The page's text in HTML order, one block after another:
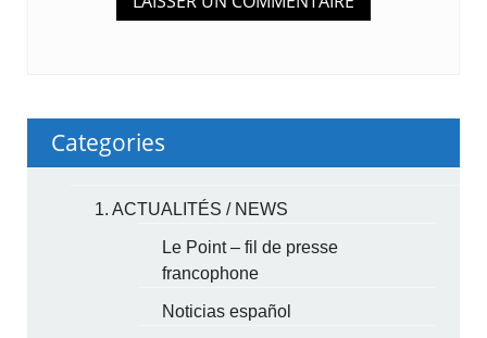
Categories
1. ACTUALITÉS / NEWS
Le Point – fil de presse
francophone
Noticias español